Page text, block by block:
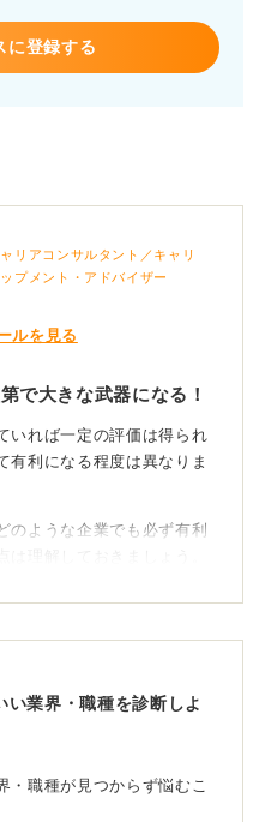
に登録する
リアコンサルタント／キャリ
プメント・アドバイザー
ルを見る
で大きな武器になる！
いれば一定の評価は得られ
有利になる程度は異なりま
のような企業でも必ず有利
は理解しておきましょう。
ます。
や総務・人事部などでも、
い業界・職種を診断しよ
・職種が見つからず悩むこ